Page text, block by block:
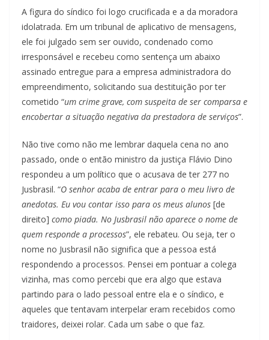
A figura do síndico foi logo crucificada e a da moradora
idolatrada. Em um tribunal de aplicativo de mensagens,
ele foi julgado sem ser ouvido, condenado como
irresponsável e recebeu como sentença um abaixo
assinado entregue para a empresa administradora do
empreendimento, solicitando sua destituição por ter
cometido “um crime grave, com suspeita de ser comparsa e
encobertar a situação negativa da prestadora de serviços”.
Não tive como não me lembrar daquela cena no ano
passado, onde o então ministro da justiça Flávio Dino
respondeu a um político que o acusava de ter 277 no
Jusbrasil. “O senhor acaba de entrar para o meu livro de
anedotas. Eu vou contar isso para os meus alunos [de
direito] como piada. No Jusbrasil não aparece o nome de
quem responde a processos”, ele rebateu. Ou seja, ter o
nome no Jusbrasil não significa que a pessoa está
respondendo a processos. Pensei em pontuar a colega
vizinha, mas como percebi que era algo que estava
partindo para o lado pessoal entre ela e o síndico, e
aqueles que tentavam interpelar eram recebidos como
traidores, deixei rolar. Cada um sabe o que faz.